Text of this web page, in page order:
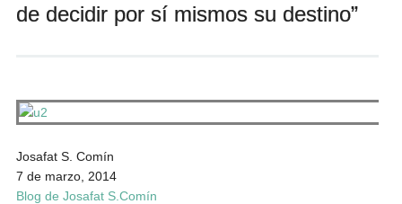
de decidir por sí mismos su destino”
Josafat S. Comín
7 de marzo, 2014
Blog de Josafat S.Comín